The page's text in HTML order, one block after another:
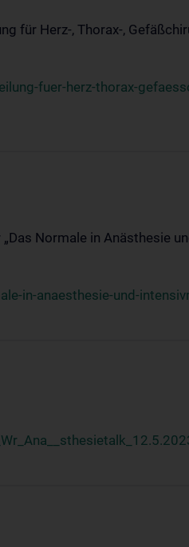
für Herz-, Thorax-,
fuer-herz-thorax-
Normale in Anästhesie
in-anaesthesie-und-